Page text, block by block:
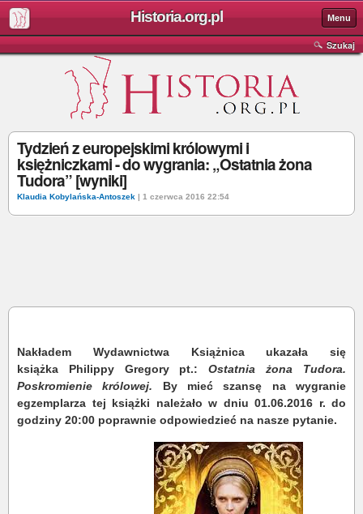
Historia.org.pl Menu
Szukaj
Tydzień z europejskimi królowymi i
księżniczkami - do wygrania: „Ostatnia żona
Tudora” [wyniki]
Klaudia Kobylańska-Antoszek | 1 czerwca 2016 22:54
Nakładem Wydawnictwa Książnica ukazała się
książka Philippy Gregory pt.: Ostatnia żona Tudora.
Poskromienie królowej.
By mieć szansę na wygranie
egzemplarza tej książki należało w dniu 01.06.2016 r. do
godziny 20:00 poprawnie odpowiedzieć na nasze pytanie.